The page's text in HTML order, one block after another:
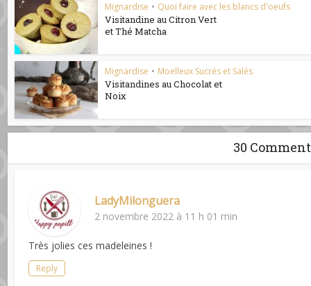
Mignardise • Quoi faire avec les blancs d'oeufs
Visitandine au Citron Vert
et Thé Matcha
Mignardise • Moelleux Sucrés et Salés
Visitandines au Chocolat et
Noix
30
LadyMilonguera
2 novembre 2022 à 11 h 01 min
Très jolies ces madeleines !
Reply